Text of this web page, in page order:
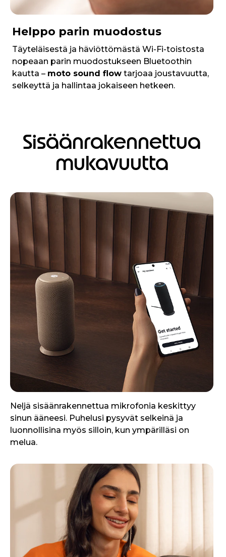
Helppo parin muodostus
Täyteläisestä ja häviöttömästä Wi-Fi-toistosta
nopeaan parin muodostukseen Bluetoothin
kautta – moto sound flow tarjoaa joustavuutta,
selkeyttä ja hallintaa jokaiseen hetkeen.
Sisäänrakennettua
mukavuutta
Neljä sisäänrakennettua mikrofonia keskittyy
sinun ääneesi. Puhelusi pysyvät selkeinä ja
luonnollisina myös silloin, kun ympärilläsi on
melua.